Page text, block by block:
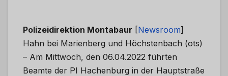
Polizeidirektion Montabaur [Newsroom]
Hahn bei Marienberg und Höchstenbach (ots)
– Am Mittwoch, den 06.04.2022 führten
Beamte der PI Hachenburg in der Hauptstraße